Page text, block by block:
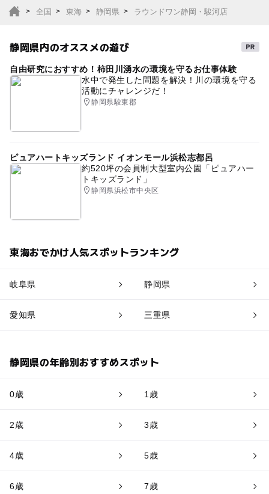
全国 東海 静岡県 ラウンドワン静岡・駿河店
静岡県内のオススメの遊び
自由研究におすすめ！柿田川湧水の環境を守るお仕事体験
水中で発生した問題を解決！川の環境を守る
活動にチャレンジだ！
静岡県駿東郡
ピュアハートキッズランド イオンモール浜松志都呂
約520坪の会員制大型室内公園「ピュアハー
トキッズランド」
静岡県浜松市中央区
東海おでかけ人気スポットランキング
岐阜県 静岡県
愛知県 三重県
静岡県の年齢別おすすめスポット
0歳 1歳
2歳 3歳
4歳 5歳
6歳 7歳